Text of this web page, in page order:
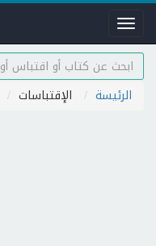
Toggle
navigation
الرئيسة الإقتباسات